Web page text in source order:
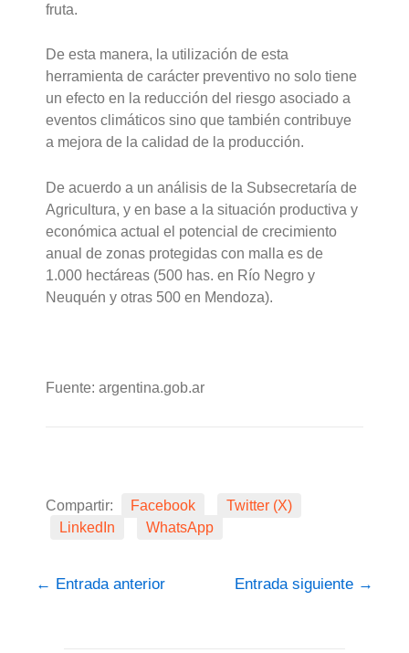
fruta.
De esta manera, la utilización de esta
herramienta de carácter preventivo no solo tiene
un efecto en la reducción del riesgo asociado a
eventos climáticos sino que también contribuye
a mejora de la calidad de la producción.
De acuerdo a un análisis de la Subsecretaría de
Agricultura, y en base a la situación productiva y
económica actual el potencial de crecimiento
anual de zonas protegidas con malla es de
1.000 hectáreas (500 has. en Río Negro y
Neuquén y otras 500 en Mendoza).
Fuente: argentina.gob.ar
Compartir: Facebook
Twitter (X)
LinkedIn
WhatsApp
← Entrada anterior Entrada siguiente →